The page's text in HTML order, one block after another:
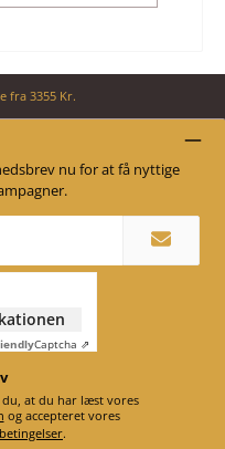
fra 3355 Kr.
nu for at få nyttige
Captcha ⇗
Ved at vælge Fortsæt bekræfter du, at du har læst vores
og accepteret vores
.